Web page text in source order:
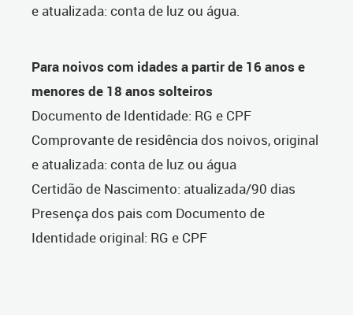
e atualizada: conta de luz ou água.
Para noivos com idades a partir de 16 anos e
menores de 18 anos solteiros
Documento de Identidade: RG e CPF
Comprovante de residência dos noivos, original
e atualizada: conta de luz ou água
Certidão de Nascimento: atualizada/90 dias
Presença dos pais com Documento de
Identidade original: RG e CPF